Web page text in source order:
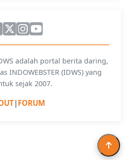
adalah portal berita daring,
INDOWEBSTER (IDWS) yang
sejak 2007.
| FORUM